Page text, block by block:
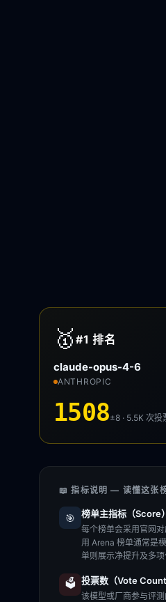
🥇 #1排名
claude-opus-4-6
ANTHROPIC
1508±8 · 5.5K次投
📖 指标说明 — 读懂这张
🎯 榜单主指标（Score）
每个榜单会采用官网
用 Arena 榜单通常是
单则展示净提升及多项
🗳️ 投票数（Vote Count
该模型或厂商参与评测